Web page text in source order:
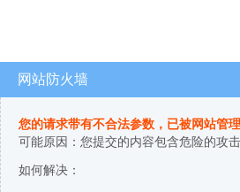
网站防火墙
您的请求带有不合法参数，已被网站管
可能原因：您提交的内容包含危险的攻
如何解决：